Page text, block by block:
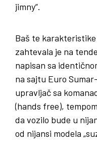
jimny”.
Baš te
zahtevala je na
napisan sa
na sajtu Euro
upravljač sa
(hands free),
da vozilo bude u
od nijansi modela